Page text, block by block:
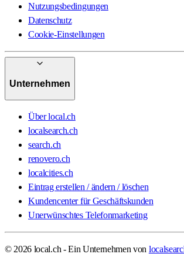
Nutzungsbedingungen
Datenschutz
Cookie-Einstellungen
Unternehmen
Über local.ch
localsearch.ch
search.ch
renovero.ch
localcities.ch
Eintrag erstellen / ändern / löschen
Kundencenter für Geschäftskunden
Unerwünschtes Telefonmarketing
© 2026 local.ch - Ein Unternehmen von